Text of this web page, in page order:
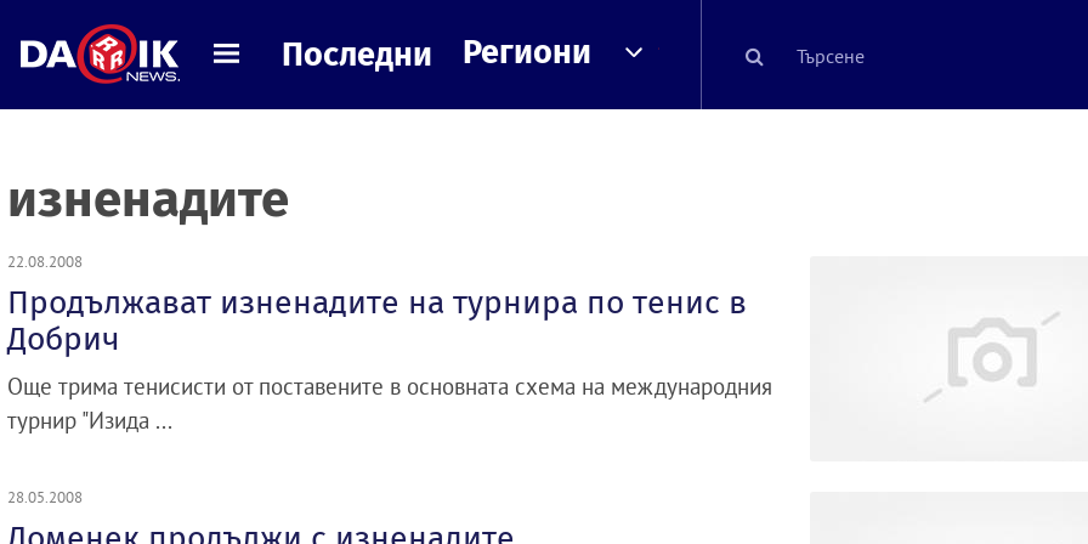
Последни Региони
изненадите
22.08.2008
Продължават изненадите на турнира по тенис в
Добрич
Още трима тенисисти от поставените в основната схема на международния
турнир "Изида ...
28.05.2008